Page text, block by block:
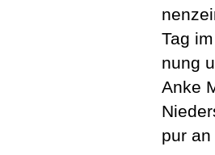
Tag
nung
Anke
pur